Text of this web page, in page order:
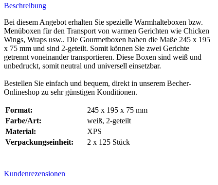
Beschreibung
Bei diesem Angebot erhalten Sie spezielle Warmhalteboxen bzw.
Menüboxen für den Transport von warmen Gerichten wie Chicken
Wings, Wraps usw.. Die Gourmetboxen haben die Maße 245 x 195
x 75 mm und sind 2-geteilt. Somit können Sie zwei Gerichte
getrennt voneinander transportieren. Diese Boxen sind weiß und
unbedruckt, somit neutral und universell einsetzbar.
Bestellen Sie einfach und bequem, direkt in unserem Becher-
Onlineshop zu sehr günstigen Konditionen.
Format:
245 x 195 x 75 mm
Farbe/Art:
weiß, 2-geteilt
Material:
XPS
Verpackungseinheit:
2 x 125 Stück
Kundenrezensionen